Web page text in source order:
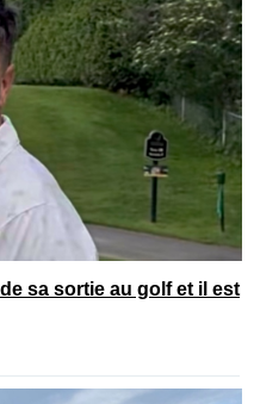
sa sortie au golf et il est